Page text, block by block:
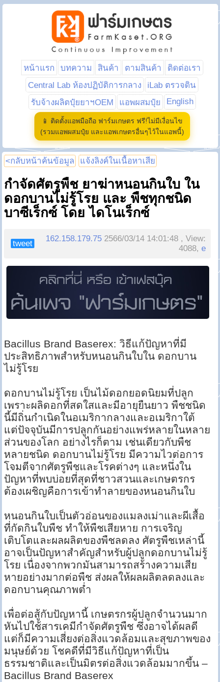
หน้าแรก บทความ สินค้า ตามสินค้า
ติดต่อเรา
Central Lab ห้องปฏิบัติการกลาง
iLab ตรวจดิน
รับจ้างผลิตปุ๋ยยาฯOEM
แอพผสมปุ๋ย English
📱 ติดตั้งแอพมือถือ ฟาร์มเกษตร ฟรี!ไม่มีเงื่อนไข
(รวมแอพผสมปุ๋ย และแอพเกษตรอื่นๆไว้ในแอพนี้)
<กลับหน้าค้นข้อมูล แจ้งลิงค์ในเนื้อหาเสีย
กำจัดศัตรูพืช ยาฆ่าหนอนกินใบ ใน
ดอกบานไม่รู้โรย และ พืชทุกชนิด
บาซีเร็กซ์ โดย ไดโนเร็กซ์
tweet
162.158.179.75 2566/03/14 14:01:48 , View:
4088,e
Bacillus Brand Baserex: วิธีแก้ปัญหาที่มี
ประสิทธิภาพสำหรับหนอนกินใบใน ดอกบาน
ไม่รู้โรย
ดอกบานไม่รู้โรย เป็นไม้ดอกยอดนิยมที่ปลูก
เพราะผลิดอกที่สดใสและมีอายุยืนยาว พืชชนิด
นี้มีถิ่นกำเนิดในอเมริกากลางและอเมริกาใต้
แต่ปัจจุบันมีการปลูกกันอย่างแพร่หลายในหลาย
ส่วนของโลก อย่างไรก็ตาม เช่นเดียวกับพืช
หลายชนิด ดอกบานไม่รู้โรย มีความไวต่อการ
โจมตีจากศัตรูพืชและโรคต่างๆ และหนึ่งใน
ปัญหาที่พบบ่อยที่สุดที่ชาวสวนและเกษตรกร
ต้องเผชิญคือการเข้าทำลายของหนอนกินใบ
หนอนกินใบเป็นตัวอ่อนของแมลงเม่าและผีเสื้อ
ที่กัดกินใบพืช ทำให้พืชเสียหาย การเจริญ
เติบโตและผลผลิตของพืชลดลง ศัตรูพืชเหล่านี้
อาจเป็นปัญหาสำคัญสำหรับผู้ปลูกดอกบานไม่รู้
โรย เนื่องจากพวกมันสามารถสร้างความเสีย
หายอย่างมากต่อพืช ส่งผลให้ผลผลิตลดลงและ
ดอกบานคุณภาพต่ำ
เพื่อต่อสู้กับปัญหานี้ เกษตรกรผู้ปลูกจำนวนมาก
หันไปใช้สารเคมีกำจัดศัตรูพืช ซึ่งอาจได้ผลดี
แต่ก็มีความเสี่ยงต่อสิ่งแวดล้อมและสุขภาพของ
มนุษย์ด้วย โชคดีที่มีวิธีแก้ปัญหาที่เป็น
ธรรมชาติและเป็นมิตรต่อสิ่งแวดล้อมมากขึ้น –
Bacillus Brand Baserex